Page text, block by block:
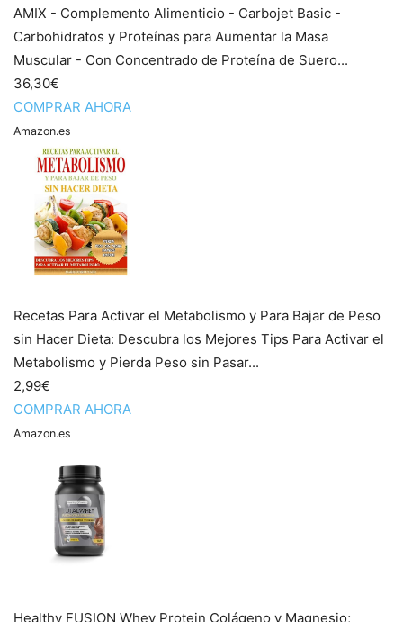
AMIX - Complemento Alimenticio - Carbojet Basic -
Carbohidratos y Proteínas para Aumentar la Masa
Muscular - Con Concentrado de Proteína de Suero...
36,30€
COMPRAR AHORA
Amazon.es
Recetas Para Activar el Metabolismo y Para Bajar de Peso
sin Hacer Dieta: Descubra los Mejores Tips Para Activar el
Metabolismo y Pierda Peso sin Pasar...
2,99€
COMPRAR AHORA
Amazon.es
Healthy FUSION Whey Protein Colágeno y Magnesio;